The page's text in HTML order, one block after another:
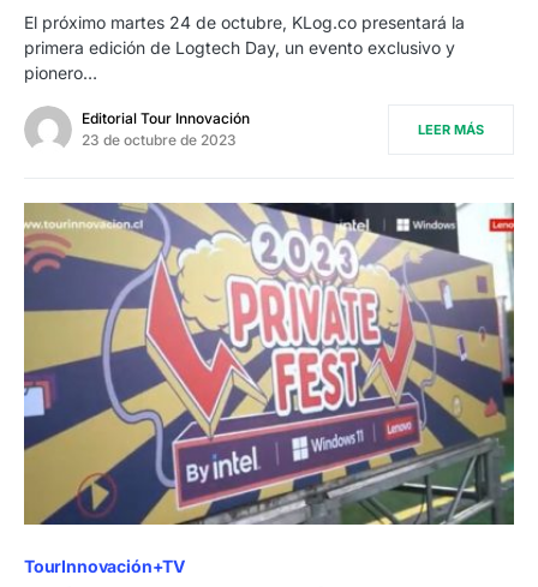
El próximo martes 24 de octubre, KLog.co presentará la
primera edición de Logtech Day, un evento exclusivo y
pionero…
Editorial Tour Innovación
23 de octubre de 2023
LEER MÁS
TourInnovación+TV